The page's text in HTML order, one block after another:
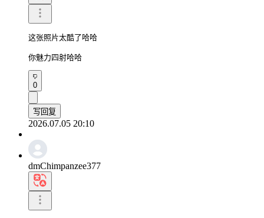
这张照片太酷了哈哈
你魅力四射哈哈
0
写回复
2026.07.05 20:10
dmChimpanzee377